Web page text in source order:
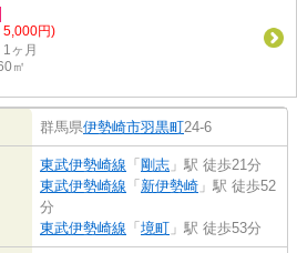
5,000円)
ヶ月
㎡
群馬県伊勢崎市羽黒町24-6
東武伊勢崎線 「 剛志 」駅 徒歩21分
東武伊勢崎線 「 新伊勢崎 」駅 徒歩52
分
東武伊勢崎線 「 境町 」駅 徒歩53分